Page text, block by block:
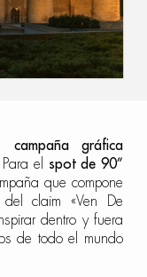
campaña gráfica
Para el spot de 90”
que compone
claim «Ven De
dentro y fuera
de todo el mundo